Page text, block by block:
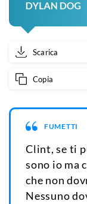
Scarica
Copia
FUMETTI
Clint, se ti
sono io ma
che non
Nessuno